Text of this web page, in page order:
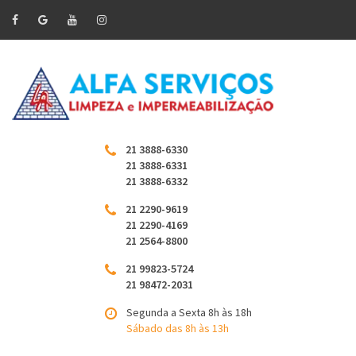
21 3888-6330
21 3888-6331
21 3888-6332
21 2290-9619
21 2290-4169
21 2564-8800
21 99823-5724
21 98472-2031
Segunda a Sexta 8h às 18h
Sábado das 8h às 13h